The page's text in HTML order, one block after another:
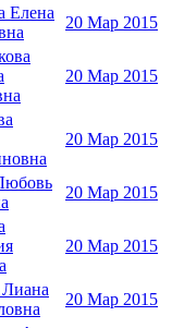
Елена
20 Мар 2015
20 Мар 2015
20 Мар 2015
20 Мар 2015
20 Мар 2015
20 Мар 2015